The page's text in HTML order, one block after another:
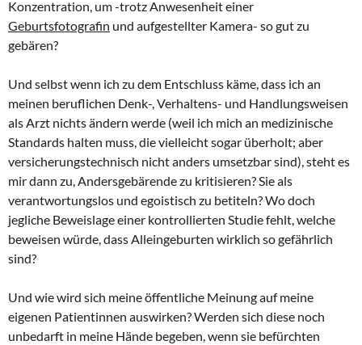
Konzentration, um -trotz Anwesenheit einer
Geburtsfotografin und aufgestellter Kamera- so gut zu
gebären?
Und selbst wenn ich zu dem Entschluss käme, dass ich an
meinen beruflichen Denk-, Verhaltens- und Handlungsweisen
als Arzt nichts ändern werde (weil ich mich an medizinische
Standards halten muss, die vielleicht sogar überholt; aber
versicherungstechnisch nicht anders umsetzbar sind), steht es
mir dann zu, Andersgebärende zu kritisieren? Sie als
verantwortungslos und egoistisch zu betiteln? Wo doch
jegliche Beweislage einer kontrollierten Studie fehlt, welche
beweisen würde, dass Alleingeburten wirklich so gefährlich
sind?
Und wie wird sich meine öffentliche Meinung auf meine
eigenen Patientinnen auswirken? Werden sich diese noch
unbedarft in meine Hände begeben, wenn sie befürchten